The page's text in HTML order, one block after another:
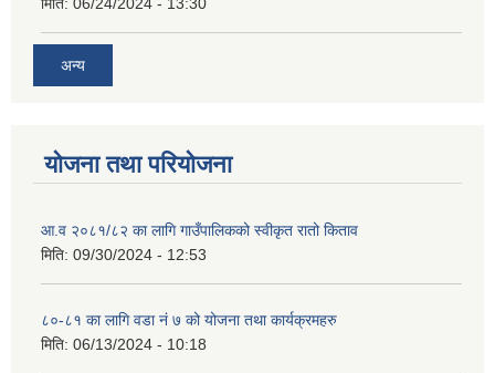
अन्य
योजना तथा परियोजना
आ.व २०८१/८२ का लागि गाउँपालिकको स्वीकृत रातो किताव
मिति: 09/30/2024 - 12:53
८०-८१ का लागि वडा नं ७ को योजना तथा कार्यक्रमहरु
मिति: 06/13/2024 - 10:18